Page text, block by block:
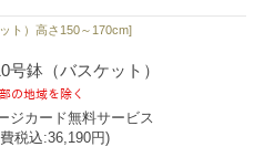
ト）高さ150～170cm]
号鉢（バスケット）
ジカード無料サービス
税込:36,190円)